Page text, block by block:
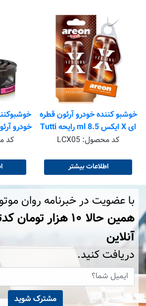
خوشبوکننده کنسروی مخصوص
خودرو آرئون Areon مدل ken x
با رایحه Bubble gum
کد محصول: KXV03
اطلاعات بیشتر
قیمت:
با عضویت در خبرنامه روان
همین حالا ۱۰ هزار
آنلاین
دریافت کنید.
مشترک شوید